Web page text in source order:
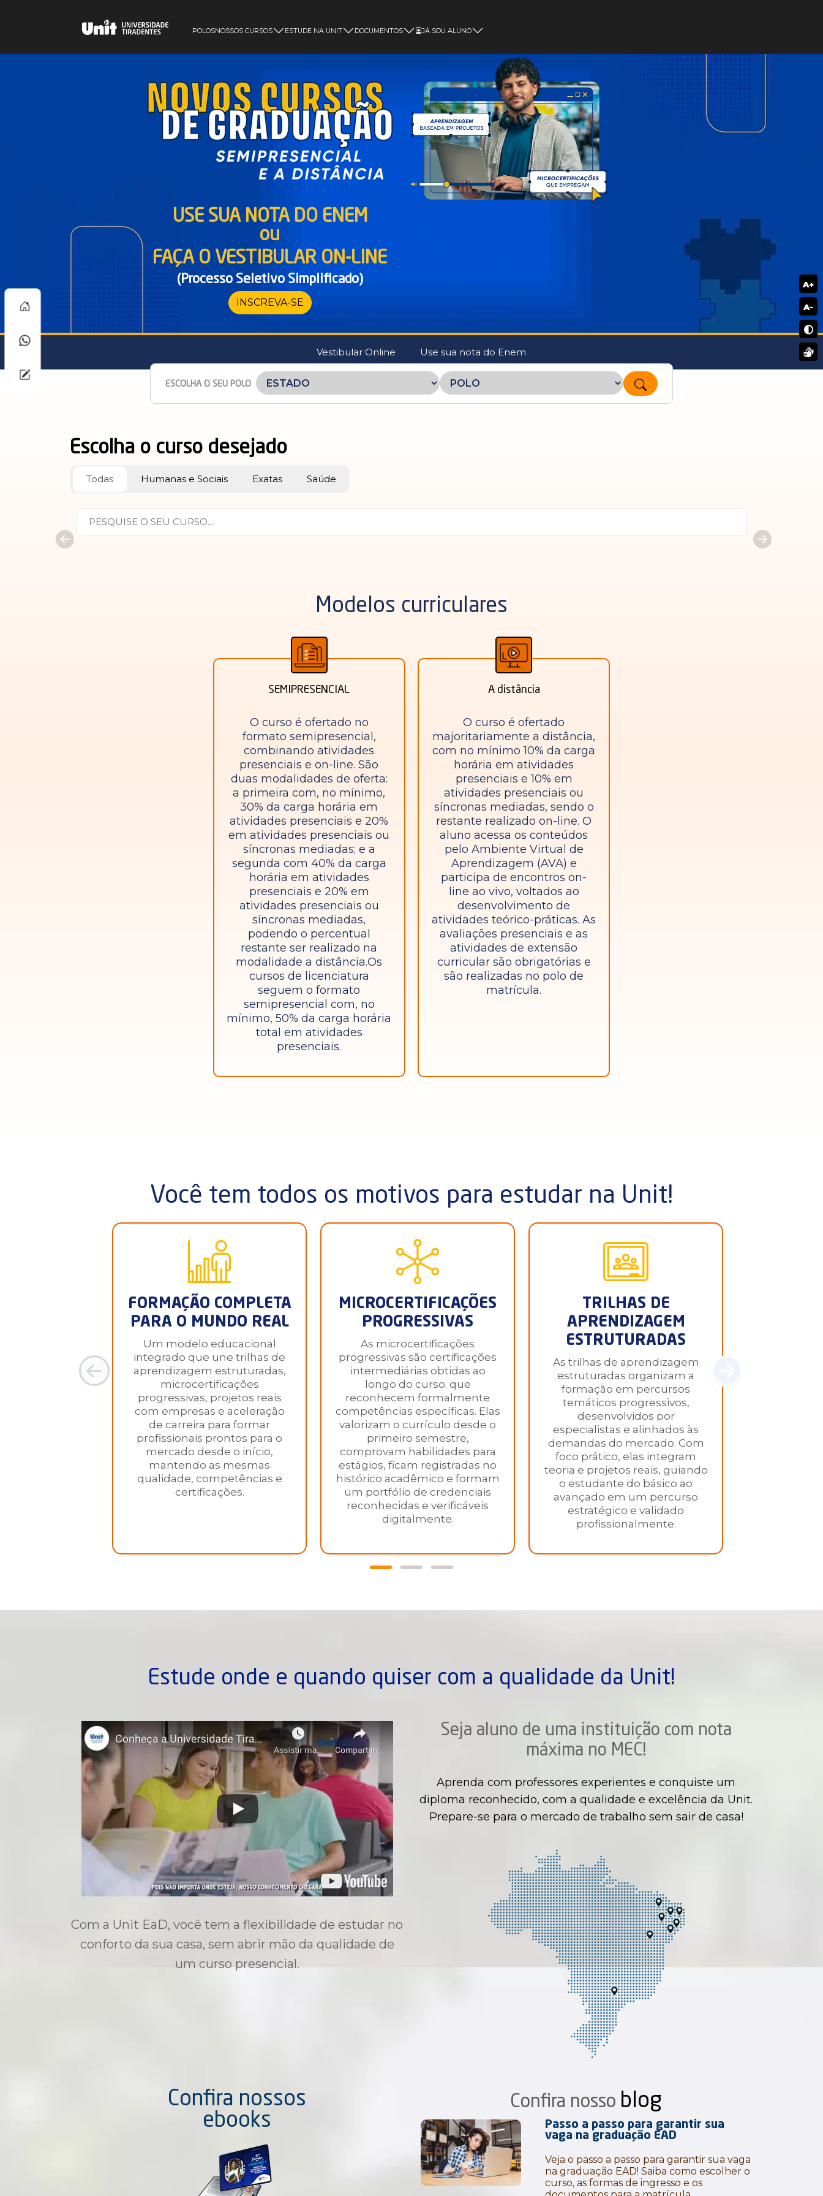
POLOSNOSSOS CURSOS ESTUDE NA UNIT DOCUMENTOS JÁ SOU ALUNO
Magister
USE SUA NOTA DO ENEM
ou
FAÇA O VESTIBULAR ON-LINE
(Processo Seletivo Simplificado)
INSCREVA-SE
Vestibular Online Use sua nota do Enem
ESCOLHA O SEU POLO
Escolha o curso desejado
Todas Humanas e Sociais Exatas Saúde
Modelos curriculares
SEMIPRESENCIAL
O curso é ofertado no
formato semipresencial,
combinando atividades
presenciais e on-line. São
duas modalidades de oferta:
a primeira com, no mínimo,
30% da carga horária em
atividades presenciais e 20%
em atividades presenciais ou
síncronas mediadas; e a
segunda com 40% da carga
horária em atividades
presenciais e 20% em
atividades presenciais ou
síncronas mediadas,
podendo o percentual
restante ser realizado na
modalidade a distância.Os
cursos de licenciatura
seguem o formato
semipresencial com, no
mínimo, 50% da carga horária
total em atividades
presenciais.
A distância
O curso é ofertado
majoritariamente a distância,
com no mínimo 10% da carga
horária em atividades
presenciais e 10% em
atividades presenciais ou
síncronas mediadas, sendo o
restante realizado on-line. O
aluno acessa os conteúdos
pelo Ambiente Virtual de
Aprendizagem (AVA) e
participa de encontros on-
line ao vivo, voltados ao
desenvolvimento de
atividades teórico-práticas. As
avaliações presenciais e as
atividades de extensão
curricular são obrigatórias e
são realizadas no polo de
matrícula.
Você tem todos os motivos para estudar na Unit!
FORMAÇÃO COMPLETA
PARA O MUNDO REAL
Um modelo educacional
integrado que une trilhas de
aprendizagem estruturadas,
microcertificações
progressivas, projetos reais
com empresas e aceleração
de carreira para formar
profissionais prontos para o
mercado desde o início,
mantendo as mesmas
qualidade, competências e
certificações.
MICROCERTIFICAÇÕES
PROGRESSIVAS
As microcertificações
progressivas são certificações
intermediárias obtidas ao
longo do curso. que
reconhecem formalmente
competências específicas. Elas
valorizam o currículo desde o
primeiro semestre,
comprovam habilidades para
estágios, ficam registradas no
histórico acadêmico e formam
um portfólio de credenciais
reconhecidas e verificáveis
digitalmente.
TRILHAS DE
APRENDIZAGEM
ESTRUTURADAS
As trilhas de aprendizagem
estruturadas organizam a
formação em percursos
temáticos progressivos,
desenvolvidos por
especialistas e alinhados às
demandas do mercado. Com
foco prático, elas integram
teoria e projetos reais, guiando
o estudante do básico ao
avançado em um percurso
estratégico e validado
profissionalmente.
Estude onde e quando quiser com a qualidade da Unit!
Com a Unit EaD, você tem a flexibilidade de estudar no
conforto da sua casa, sem abrir mão da qualidade de
um curso presencial.
Seja aluno de uma instituição com nota
máxima no MEC!
Aprenda com professores experientes e conquiste um
diploma reconhecido, com a qualidade e excelência da Unit.
Prepare-se para o mercado de trabalho sem sair de casa!
Confira nossos
ebooks
Confira nosso blog
Passo a passo para garantir sua
vaga na graduação EAD
Veja o passo a passo para garantir sua vaga
na graduação EAD! Saiba como escolher o
curso, as formas de ingresso e os
A+
A-